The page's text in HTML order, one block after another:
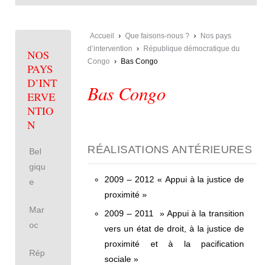
Accueil › Que faisons-nous ? ›
Nos pays
d’intervention
›
République démocratique du
Congo
› Bas Congo
Bas Congo
RÉALISATIONS ANTÉRIEURES
2009 – 2012 « Appui à la justice de
proximité »
2009 – 2011 » Appui à la transition
vers un état de droit, à la justice de
proximité et à la pacification
sociale »
NOS
PAYS
D’INT
ERVE
NTIO
N
Bel
giqu
e
Mar
oc
Rép